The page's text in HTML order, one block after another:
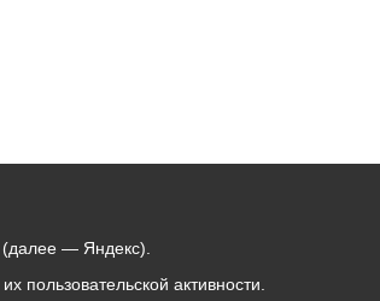
— Яндекс).
активности.